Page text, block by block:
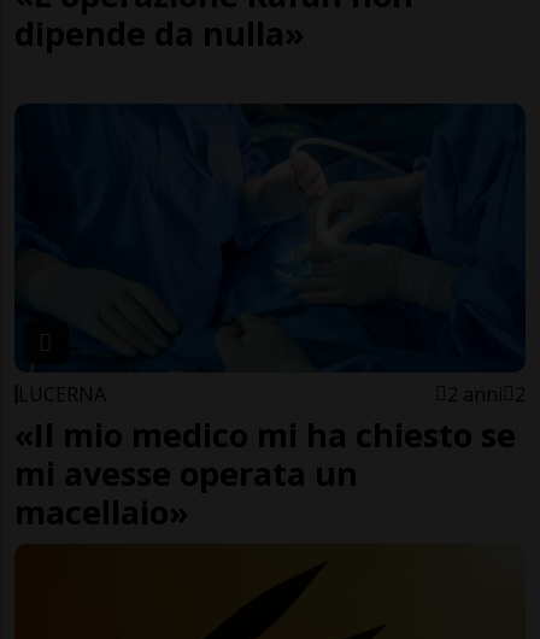
dipende da nulla»
LUCERNA 2 anni 2
«Il mio medico mi ha chiesto se
mi avesse operata un
macellaio»